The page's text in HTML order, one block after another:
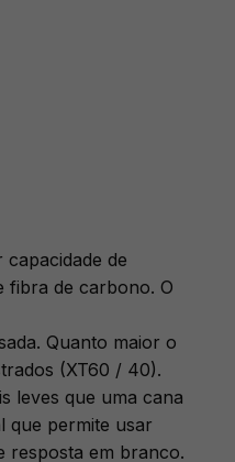
de
fibra de carbono. O
Quanto maior o
(XT60 / 40).
leves que uma cana
que permite usar
resposta em branco.